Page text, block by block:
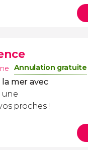
Annulation gratuite
mer avec
une
proches !